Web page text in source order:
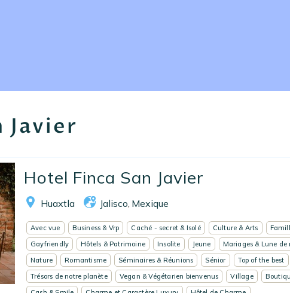
Ecrivez-nous
EN
Javier
Hotel Finca San Javier
Huaxtla Jalisco Mexique
Avec vue Business & Vrp Caché - secret & Isolé Culture & Arts
Gayfriendly
Hôtels & Patrimoine Insolite Jeune
Mariages & Lune de
Nature
Romantisme Séminaires & Réunions Sénior
Top of the best
Trésors de notre planète
Vegan & Végétarien bienvenus Village